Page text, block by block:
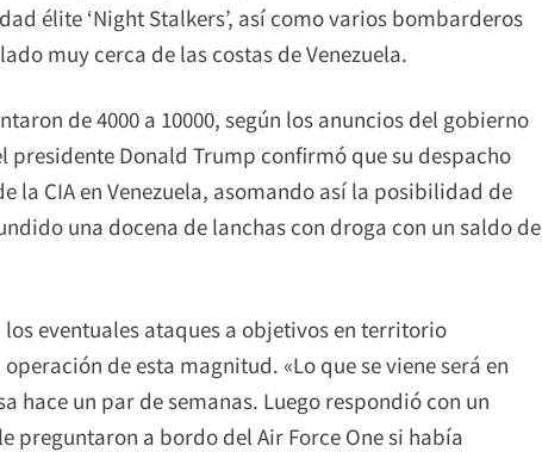
élite ‘Night Stalkers’, así como varios bombarderos
muy cerca de las costas de Venezuela.
de 4000 a 10000, según los anuncios del gobierno
presidente Donald Trump confirmó que su despacho
la CIA en Venezuela, asomando así la posibilidad de
una docena de lanchas con droga con un saldo de
eventuales ataques a objetivos en territorio
de esta magnitud. «Lo que se viene será en
hace un par de semanas. Luego respondió con un
preguntaron a bordo del Air Force One si había